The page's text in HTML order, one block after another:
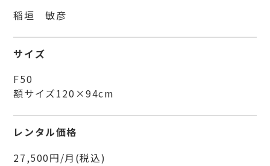
稲垣 敏彦
サイズ
F50
額サイズ120×94cm
レンタル価格
27,500円/月(税込)